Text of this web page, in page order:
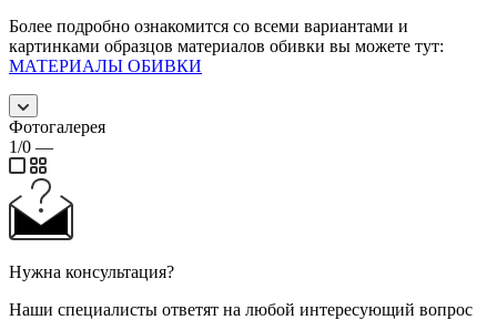
Более подробно ознакомится со всеми вариантами и
картинками образцов материалов обивки вы можете тут:
МАТЕРИАЛЫ ОБИВКИ
Фотогалерея
1/0 —
Нужна консультация?
Наши специалисты ответят на любой интересующий вопрос